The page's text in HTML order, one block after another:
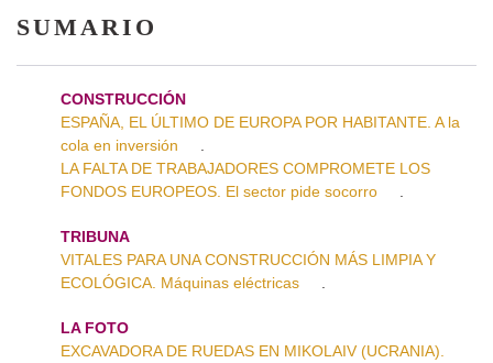
SUMARIO
CONSTRUCCIÓN
ESPAÑA, EL ÚLTIMO DE EUROPA POR HABITANTE. A la
cola en inversión
LA FALTA DE TRABAJADORES COMPROMETE LOS
FONDOS EUROPEOS. El sector pide socorro
TRIBUNA
VITALES PARA UNA CONSTRUCCIÓN MÁS LIMPIA Y
ECOLÓGICA. Máquinas eléctricas
LA FOTO
EXCAVADORA DE RUEDAS EN MIKOLAIV (UCRANIA).